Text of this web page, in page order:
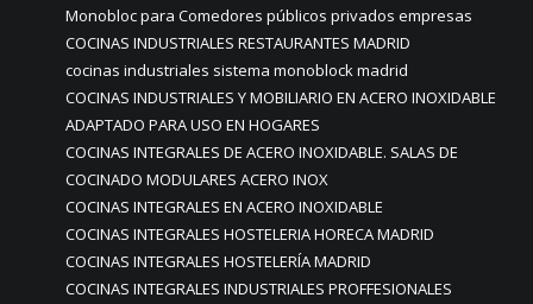
Monobloc para Comedores públicos privados empresas
COCINAS INDUSTRIALES RESTAURANTES MADRID
cocinas industriales sistema monoblock madrid
COCINAS INDUSTRIALES Y MOBILIARIO EN ACERO INOXIDABLE
ADAPTADO PARA USO EN HOGARES
COCINAS INTEGRALES DE ACERO INOXIDABLE. SALAS DE
COCINADO MODULARES ACERO INOX
COCINAS INTEGRALES EN ACERO INOXIDABLE
COCINAS INTEGRALES HOSTELERIA HORECA MADRID
COCINAS INTEGRALES HOSTELERÍA MADRID
COCINAS INTEGRALES INDUSTRIALES PROFFESIONALES